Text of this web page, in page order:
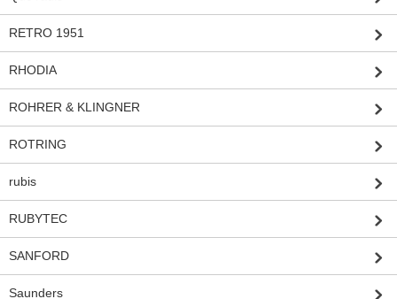
RETRO 1951
RHODIA
ROHRER & KLINGNER
ROTRING
rubis
RUBYTEC
SANFORD
Saunders